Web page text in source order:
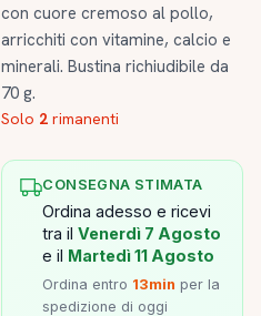
con cuore cremoso al pollo,
arricchiti con vitamine, calcio e
minerali. Bustina richiudibile da
70 g.
Solo 2 rimanenti
CONSEGNA STIMATA
Ordina adesso e ricevi
tra ilVenerdì 7 Agosto
e il Martedì 11 Agosto
Ordina entro 13min per la
spedizione di oggi